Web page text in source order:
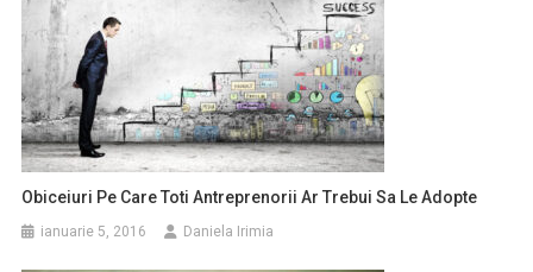
Obiceiuri Pe Care Toti Antreprenorii Ar Trebui Sa Le Adopte
ianuarie 5, 2016 Daniela Irimia